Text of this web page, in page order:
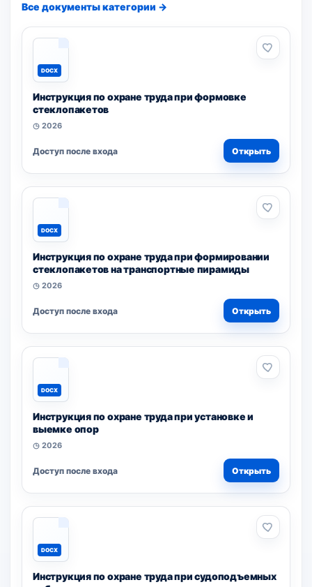
Все документы категории →
DOCX
Инструкция по охране труда при формовке
стеклопакетов
◷ 2026
Доступ после входа Открыть
DOCX
Инструкция по охране труда при формировании
стеклопакетов на транспортные пирамиды
◷ 2026
Доступ после входа Открыть
DOCX
Инструкция по охране труда при установке и
выемке опор
◷ 2026
Доступ после входа Открыть
DOCX
Инструкция по охране труда при судоподъемных